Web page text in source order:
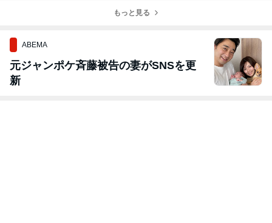
もっと見る
ABEMA
元ジャンポケ斉藤被告の妻がSNSを更
新